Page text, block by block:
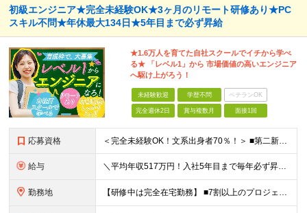
初級エンジニア★完全未経験OK★3ヶ月のリモート研修あり★PC
スキル不問★年休最大134日★5年目まで必ず昇給
★1.6万人を育てた自社スクールでイチから学べ
る★ 「レベル1」から 市場価値の高いエンジニア
へ駆け上がろう！
未経験歓迎 学歴不問 ベテランOK
完全週休2日 賞与複数月 面接1回
応募資格 ＜完全未経験OK！文系出身者70％！＞ ■第二新卒歓迎 ■学歴・経歴不問・社会人未経験もOK ■20代を中心に活躍中◎ ★☆先輩たちの前職☆★ 元アパレルスタッフや塾講師、介護士、事務、営業など社員
給与 ＼平均年収517万円！入社5年目まで毎年必ず昇給／ ■賞与年3回 ■年収800万円以上も可 ■入社3年以上の平均年収469.2万円 月給23万2000円以上＋賞与年3回＋各種手当 ☆入社5年目まで最
勤務地 【研修中は完全在宅勤務】 ■7割以上のプロジェクトでリモートワークを導入 ■一都三県のプロジェクト先 ■転居を伴う転勤なし ＜プロジェクト先＞ 東京・神奈川・千葉・埼玉でのプロジェクト先にて勤務いた